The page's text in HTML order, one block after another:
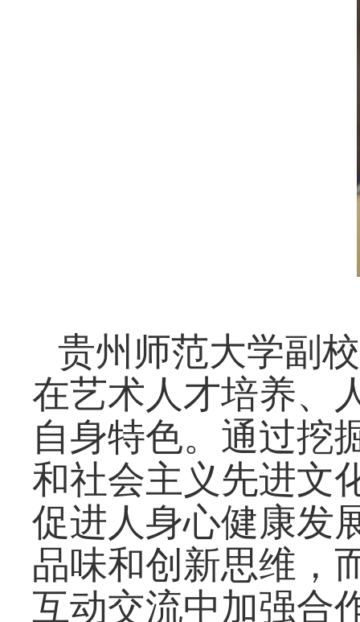
贵州师范大学副
在艺术人才培养、
自身特色。通过挖
和社会主义先进文
促进人身心健康发
品味和创新思维，
互动交流中加强合